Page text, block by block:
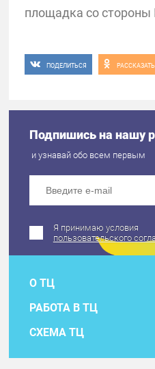
площадка со
ПОДЕЛИТЬСЯ РАССКАЗАТЬ
Подпишись на нашу
и узнавай обо всем первым
Я принимаю условия
пользовательского
О ТЦ
РАБОТА В ТЦ
СХЕМА ТЦ